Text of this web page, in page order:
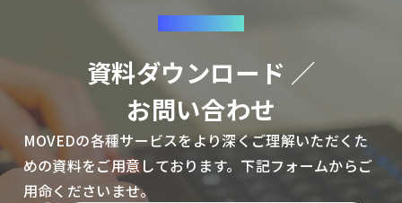
資料ダウンロード ／
お問い合わせ
MOVEDの各種サービスをより深くご理解いただくた
めの資料をご用意しております。下記フォームからご
用命くださいませ。